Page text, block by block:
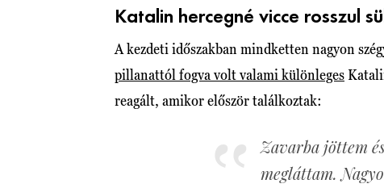
Katalin hercegné vicce rosszul
A kezdeti időszakban mindketten nagyon
pillanattól fogva volt valami különleges
reagált, amikor először találkoztak:
Zavarba jöttem
megláttam.